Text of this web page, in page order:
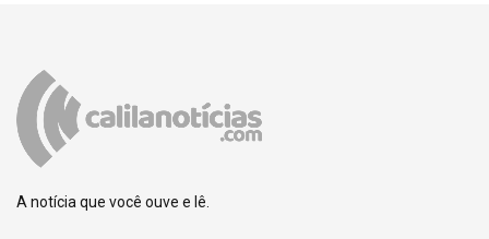
A notícia que você ouve e lê.